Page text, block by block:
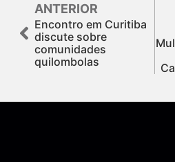
ANTERIOR
Encontro em Curitiba
discute sobre
comunidades
quilombolas